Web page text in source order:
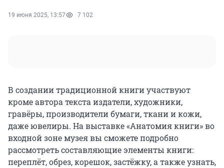
19 июня 2025, 13:57 7 102
В создании традиционной книги участвуют
кроме автора текста издатели, художники,
гравёры, производители бумаги, ткани и кожи,
даже ювелиры. На выставке «Анатомия книги» во
входной зоне музея вы сможете подробно
рассмотреть составляющие элементы книги:
переплёт, обрез, корешок, застёжку, а также узнать,